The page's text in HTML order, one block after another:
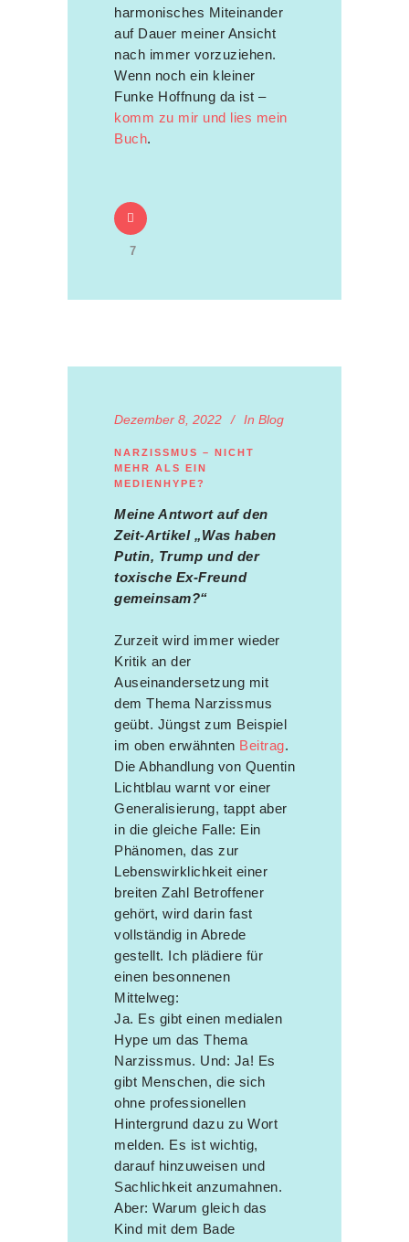
harmonisches Miteinander
auf Dauer meiner Ansicht
nach immer vorzuziehen.
Wenn noch ein kleiner
Funke Hoffnung da ist –
komm zu mir und lies mein
Buch.
7
Dezember 8, 2022 In Blog
NARZISSMUS – NICHT
MEHR ALS EIN
MEDIENHYPE?
Meine Antwort auf den
Zeit-Artikel „Was haben
Putin, Trump und der
toxische Ex-Freund
gemeinsam?“
Zurzeit wird immer wieder
Kritik an der
Auseinandersetzung mit
dem Thema Narzissmus
geübt. Jüngst zum Beispiel
im oben erwähnten Beitrag.
Die Abhandlung von Quentin
Lichtblau warnt vor einer
Generalisierung, tappt aber
in die gleiche Falle: Ein
Phänomen, das zur
Lebenswirklichkeit einer
breiten Zahl Betroffener
gehört, wird darin fast
vollständig in Abrede
gestellt. Ich plädiere für
einen besonnenen
Mittelweg:
Ja. Es gibt einen medialen
Hype um das Thema
Narzissmus. Und: Ja! Es
gibt Menschen, die sich
ohne professionellen
Hintergrund dazu zu Wort
melden. Es ist wichtig,
darauf hinzuweisen und
Sachlichkeit anzumahnen.
Aber: Warum gleich das
Kind mit dem Bade